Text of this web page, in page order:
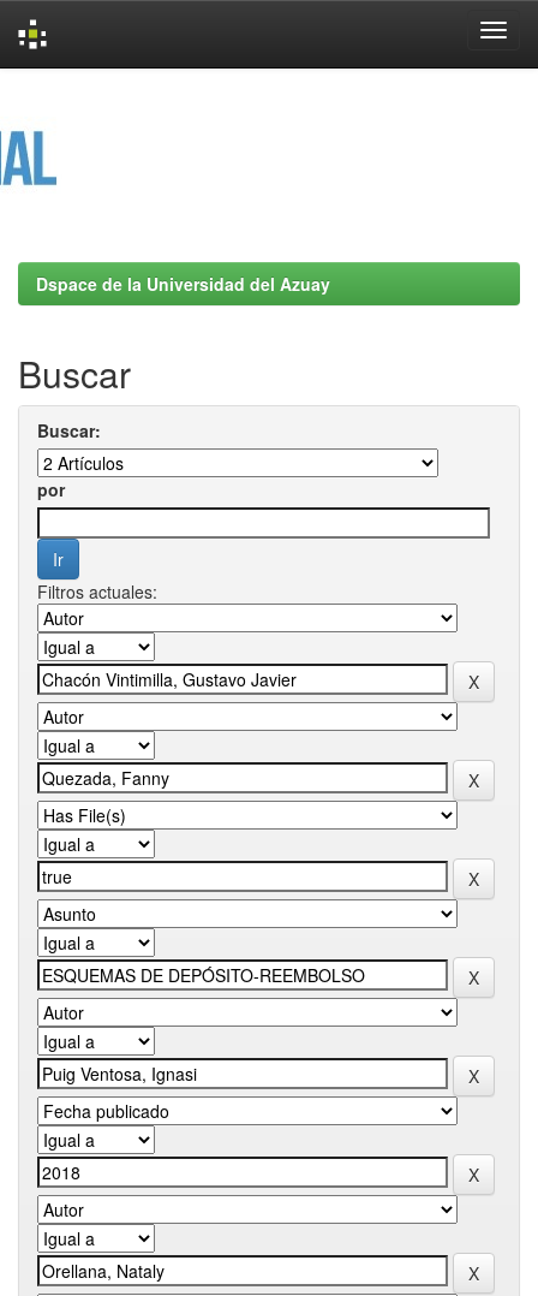
Dspace de la Universidad del Azuay
Buscar
Buscar:
por
Filtros actuales: